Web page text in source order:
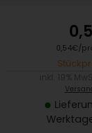
0,54€/